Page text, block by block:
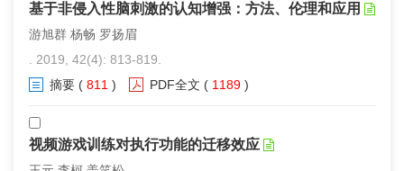
基于非侵入性脑刺激的认知增强：方法、伦理和应用
游旭群 杨畅 罗扬眉
. 2019, 42(4): 813-819.
摘要 ( 811 ) PDF全文 ( 1189 )
视频游戏训练对执行功能的迁移效应